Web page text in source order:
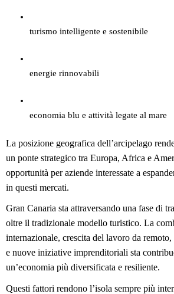
turismo intelligente e sostenibile
energie rinnovabili
economia blu e attività legate al mare
La posizione geografica dell’arcipelago
un ponte strategico tra Europa, Africa e
opportunità per aziende interessate a
in questi mercati.
Gran Canaria sta attraversando una fase di
oltre il tradizionale modello turistico. La
internazionale, crescita del lavoro da
e nuove iniziative imprenditoriali sta
un’economia più diversificata e resiliente.
Questi fattori rendono l’isola sempre più